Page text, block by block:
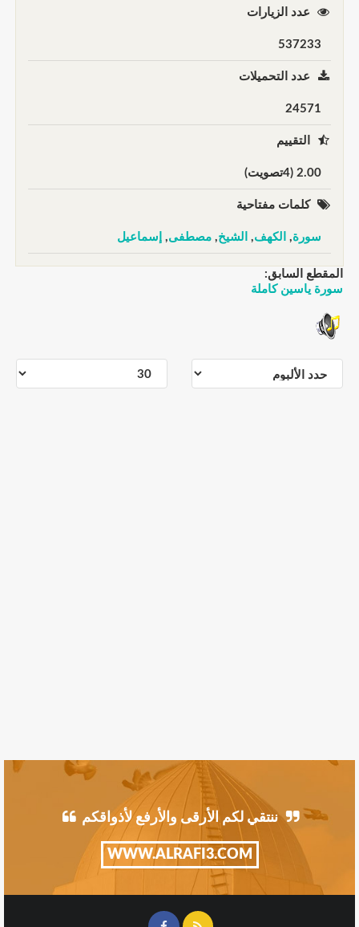
عدد الزيارات
537233
عدد التحميلات
24571
التقييم
2.00 (4تصويت)
كلمات مفتاحية
سورة, الكهف, الشيخ, مصطفى, إسماعيل
المقطع السابق:
سورة ياسين كاملة
ننتقي لكم الأرقى والأرفع لأذواقكم
WWW.ALRAFI3.COM